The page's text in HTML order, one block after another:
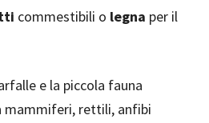
commestibili o legna per il
e la piccola fauna
mammiferi, rettili, anfibi